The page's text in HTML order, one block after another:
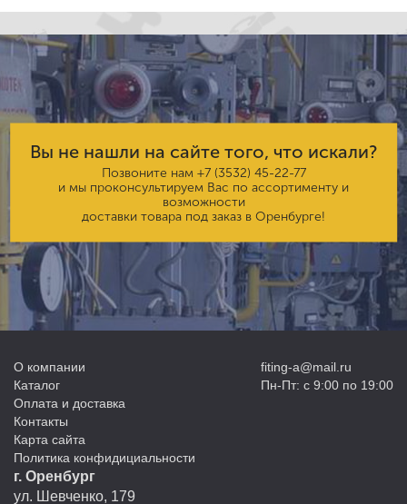
Вы не нашли на сайте того, что искали?
Позвоните нам +7 (3532) 45-22-77
и мы проконсультируем Вас по ассортименту и
возможности
доставки товара под заказ в Оренбурге!
О компании
Каталог
Оплата и доставка
Контакты
Карта сайта
Политика конфидициальности
fiting-a@mail.ru
Пн-Пт: с 9:00 по 19:00
г. Оренбург
ул. Шевченко, 179